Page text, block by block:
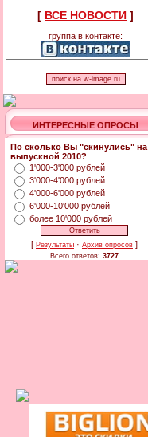
[ ВСЕ НОВОСТИ ]
группа в контакте:
ИНТЕРЕСНЫЕ ОПРОСЫ
По сколько Вы "скинулись" на
выпускной 2010?
1'000-3'000 рублей
3'000-4'000 рублей
4'000-6'000 рублей
6'000-10'000 рублей
более 10'000 рублей
[ Результаты · Архив опросов ]
Всего ответов: 3727